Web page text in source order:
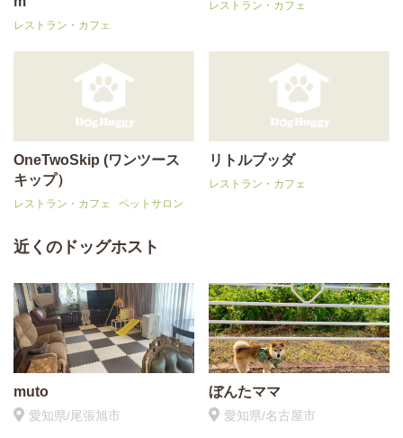
レストラン・カフェ
レストラン・カフェ
OneTwoSkip (ワンツース
キップ）
レストラン・カフェ ペットサロン
リトルブッダ
レストラン・カフェ
近くのドッグホスト
muto
愛知県/尾張旭市
ぼんたママ
愛知県/名古屋市